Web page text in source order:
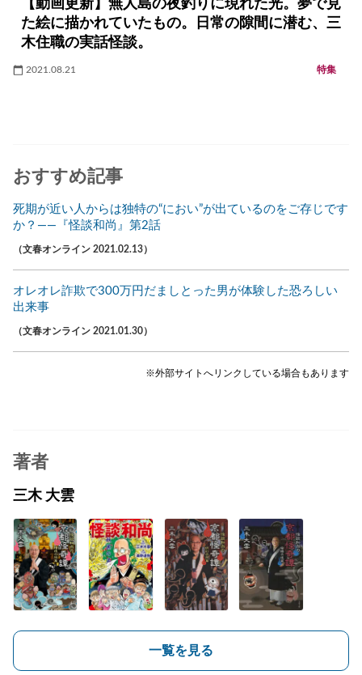
【動画更新】無人島の夜釣りに現れた光。夢で見
た絵に描かれていたもの。日常の隙間に潜む、三
木住職の実話怪談。
2021.08.21 特集
おすすめ記事
死期が近い人からは独特の“におい”が出ているのをご存じです
か？――『怪談和尚』第2話
（文春オンライン 2021.02.13）
オレオレ詐欺で300万円だましとった男が体験した恐ろしい
出来事
（文春オンライン 2021.01.30）
※外部サイトへリンクしている場合もあります
著者
三木 大雲
一覧を見る